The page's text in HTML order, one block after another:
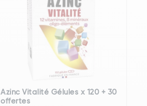
Azinc Vitalité Gélules x 120 + 30
offertes